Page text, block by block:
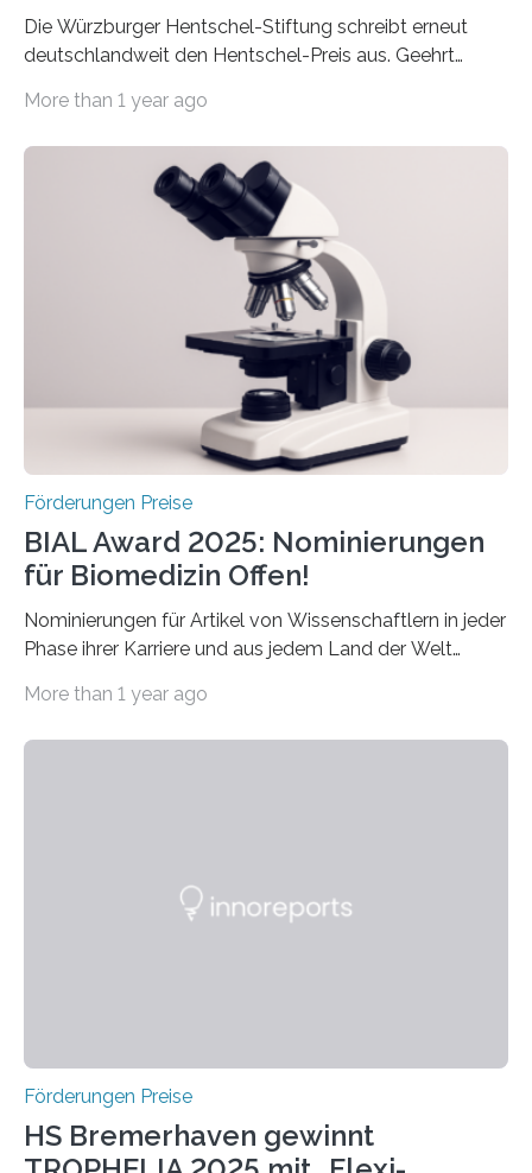
Die Würzburger Hentschel-Stiftung schreibt erneut
deutschlandweit den Hentschel-Preis aus. Geehrt
hochrangige wissenschaftliche Publikation zum Thema
Schlaganfall“ mit Sitz in Würzburg fördert die
Schlaganfallforschung, um die Behandlung der
Betroffenen zu verbessern. Dazu schreibt sie auch in
diesem Jahr wieder deutschlandweit den Hentschel-
Preis aus. Er richtet sich gezielt an jüngere
Forscherinnen und Forscher unter 40 Jahren. Geehrt
werden soll eine herausragende Doktorarbeit oder eine
hochrangige wissenschaftliche Publikation zum Thema
More than 1 year ago
Förderungen Preise
BIAL Award 2025: Nominierungen
für Biomedizin Offen!
Nominierungen für Artikel von Wissenschaftlern in jeder
Phase ihrer Karriere und aus jedem Land der Welt
Leben gerufen, um die bemerkenswertesten
Foundation, des BIAL Award in Biomedicine ist in
More than 1 year ago
Förderungen Preise
HS Bremerhaven gewinnt